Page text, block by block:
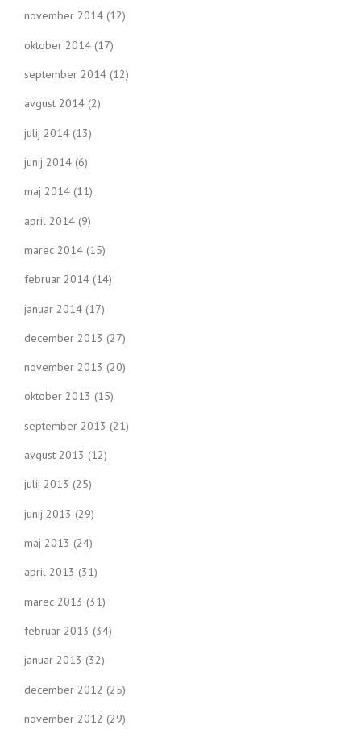
november 2014 (12)
oktober 2014 (17)
september 2014 (12)
avgust 2014 (2)
julij 2014 (13)
junij 2014 (6)
maj 2014 (11)
april 2014 (9)
marec 2014 (15)
februar 2014 (14)
januar 2014 (17)
december 2013 (27)
november 2013 (20)
oktober 2013 (15)
september 2013 (21)
avgust 2013 (12)
julij 2013 (25)
junij 2013 (29)
maj 2013 (24)
april 2013 (31)
marec 2013 (31)
februar 2013 (34)
januar 2013 (32)
december 2012 (25)
november 2012 (29)